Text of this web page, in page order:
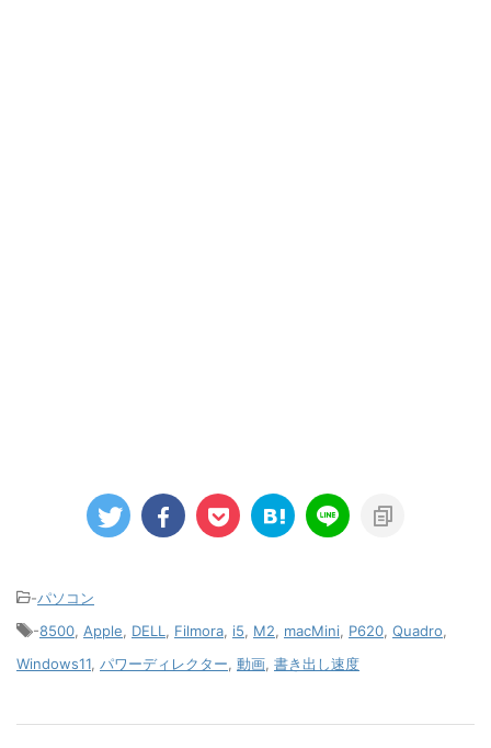
-パソコン
-8500 Apple DELL Filmora i5 M2 macMini P620 Quadro
Windows11 パワーディレクター 動画 書き出し速度